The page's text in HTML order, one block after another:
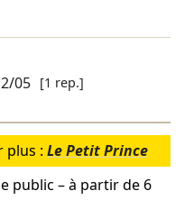
05 [1 rep.]
plus : Le Petit Prince
public – à partir de 6